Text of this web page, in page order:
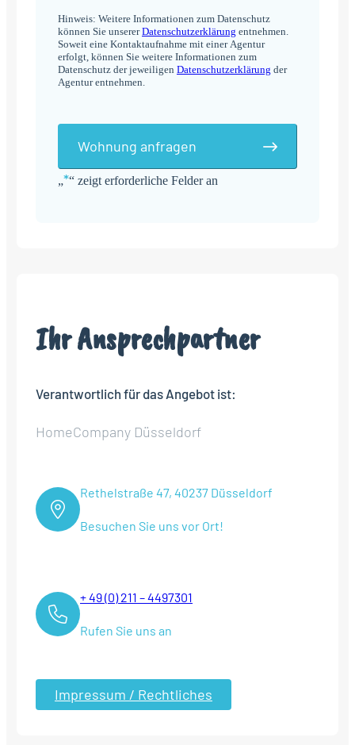
„*“ zeigt erforderliche Felder an
Hinweis: Weitere Informationen zum Datenschutz
können Sie unsererDatenschutzerklärung entnehmen.
Soweit eine Kontaktaufnahme mit einer Agentur
erfolgt, können Sie weitere Informationen zum
Datenschutz der jeweiligen Datenschutzerklärung der
Agentur entnehmen.
Wohnung anfragen
Ihr Ansprechpartner
Verantwortlich für das Angebot ist:
HomeCompany Düsseldorf
Rethelstraße 47, 40237 Düsseldorf
Besuchen Sie uns vor Ort!
+ 49 (0) 211 – 4497301
Rufen Sie uns an
Impressum / Rechtliches